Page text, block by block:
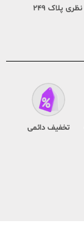
تخفیف دائمی